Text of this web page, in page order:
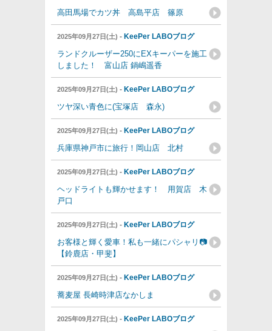
高田馬場でカツ丼 高島平店 篠原
2025年09月27日(土) - KeePer LABOブログ
ランドクルーザー250にEXキーパーを施工
しました！ 富山店 鍋嶋遥香
2025年09月27日(土) - KeePer LABOブログ
ツヤ深い青色に(宝塚店 森永)
2025年09月27日(土) - KeePer LABOブログ
兵庫県神戸市に旅行！岡山店 北村
2025年09月27日(土) - KeePer LABOブログ
ヘッドライトも輝かせます！ 用賀店 木
戸口
2025年09月27日(土) - KeePer LABOブログ
お客様と輝く愛車！私も一緒にパシャリ📷
【鈴鹿店・甲斐】
2025年09月27日(土) - KeePer LABOブログ
蕎麦屋 長崎時津店なかしま
2025年09月27日(土) - KeePer LABOブログ